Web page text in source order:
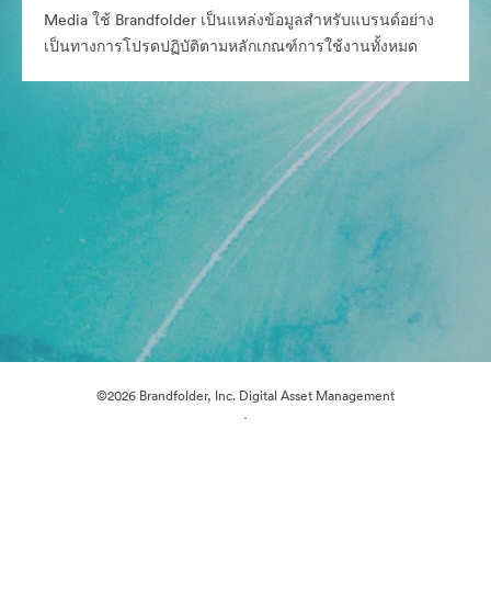
Media ใช้ Brandfolder เป็นแหล่งข้อมูลสำหรับแบรนด์อย่าง
เป็นทางการโปรดปฏิบัติตามหลักเกณฑ์การใช้งานทั้งหมด
©2026 Brandfolder, Inc. Digital Asset Management
·